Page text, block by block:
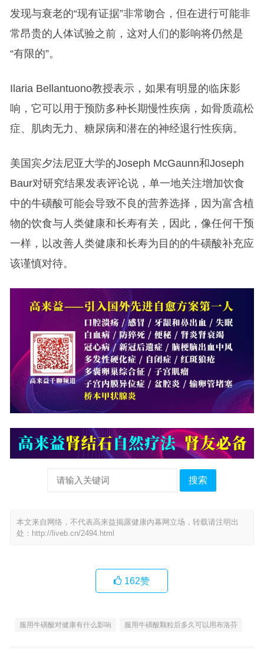
发现与衰老的“现有证据”非常吻合，但在进行可能非
常昂贵的人体试验之前，这对人们的影响将仍然是
“有限的”。
Ilaria Bellantuono教授表示，如果有明显的临床影
响，它可以用于预防多种长期慢性疾病，如骨质疏松
症、肌肉无力、糖尿病和潜在的神经退行性疾病。
美国宾夕法尼亚大学的Joseph McGaunn和Joseph
Baur对研究结果发表评论说，单一地关注增加饮食
中的牛磺酸可能会导致不良的营养选择，因为富含植
物的饮食与人类健康和长寿有关，因此，像任何干预
一样，以改善人类健康和长寿为目的的牛磺酸补充应
该谨慎对待。
搜索
本文来自网络，不代表高来益揭露健康内幕网立场，转载请注明出
处： http://liveb.cn/2494.html
162赞
服用牛磺酸对健康有什么影响 服用牛磺酸颗粒后多久可以用布洛芬